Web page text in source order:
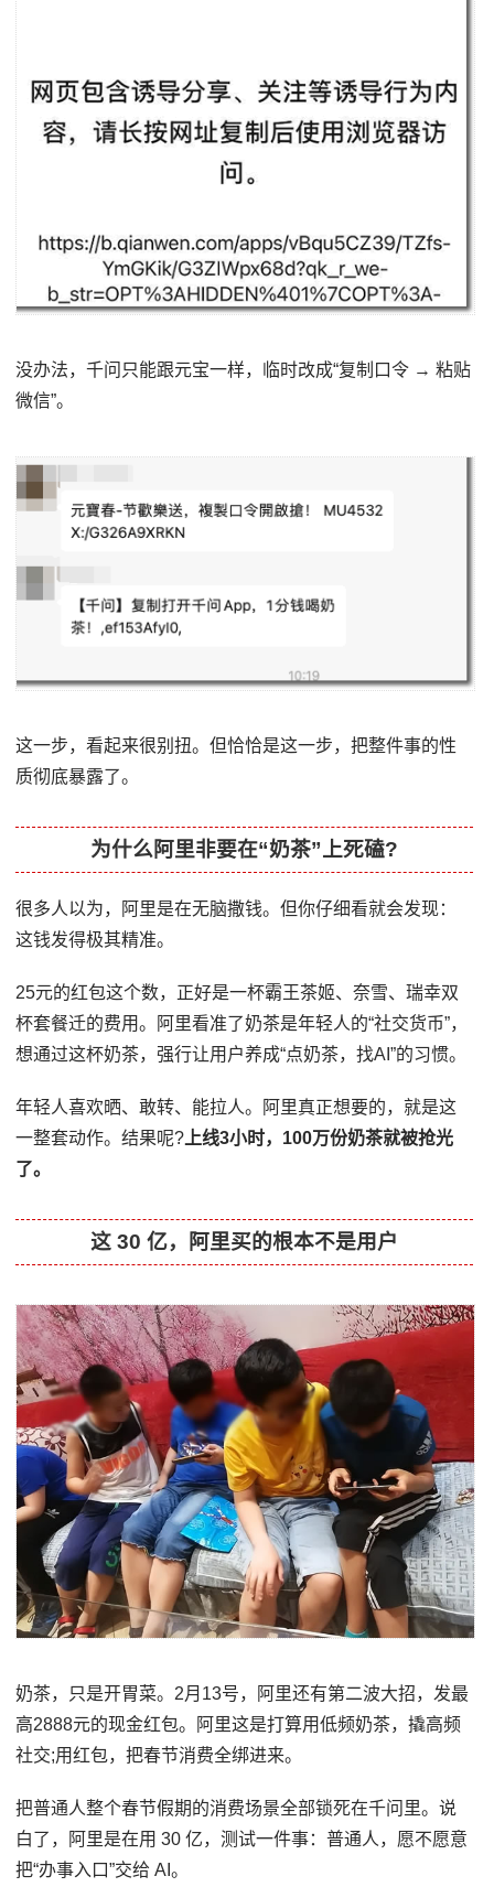
没办法，千问只能跟元宝一样，临时改成“复制口令 → 粘贴
微信”。
这一步，看起来很别扭。但恰恰是这一步，把整件事的性
质彻底暴露了。
为什么阿里非要在“奶茶”上死磕?
很多人以为，阿里是在无脑撒钱。但你仔细看就会发现：
这钱发得极其精准。
25元的红包这个数，正好是一杯霸王茶姬、奈雪、瑞幸双
杯套餐迁的费用。阿里看准了奶茶是年轻人的“社交货币”，
想通过这杯奶茶，强行让用户养成“点奶茶，找AI”的习惯。
年轻人喜欢晒、敢转、能拉人。阿里真正想要的，就是这
一整套动作。结果呢? 上线3小时，100万份奶茶就被抢光
了。
这 30 亿，阿里买的根本不是用户
奶茶，只是开胃菜。2月13号，阿里还有第二波大招，发最
高2888元的现金红包。阿里这是打算用低频奶茶，撬高频
社交;用红包，把春节消费全绑进来。
把普通人整个春节假期的消费场景全部锁死在千问里。说
白了，阿里是在用 30 亿，测试一件事：普通人，愿不愿意
把“办事入口”交给 AI。